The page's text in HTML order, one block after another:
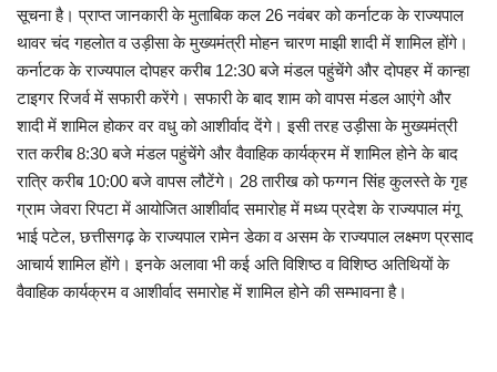
सूचना है। प्राप्त जानकारी के मुताबिक कल 26 नवंबर को कर्नाटक के राज्यपाल
थावर चंद गहलोत व उड़ीसा के मुख्यमंत्री मोहन चारण माझी शादी में शामिल होंगे।
कर्नाटक के राज्यपाल दोपहर करीब 12:30 बजे मंडल पहुंचेंगे और दोपहर में कान्हा
टाइगर रिजर्व में सफारी करेंगे। सफारी के बाद शाम को वापस मंडल आएंगे और
शादी में शामिल होकर वर वधु को आशीर्वाद देंगे। इसी तरह उड़ीसा के मुख्यमंत्री
रात करीब 8:30 बजे मंडल पहुंचेंगे और वैवाहिक कार्यक्रम में शामिल होने के बाद
रात्रि करीब 10:00 बजे वापस लौटेंगे। 28 तारीख को फग्गन सिंह कुलस्ते के गृह
ग्राम जेवरा रिपटा में आयोजित आशीर्वाद समारोह में मध्य प्रदेश के राज्यपाल मंगू
भाई पटेल, छत्तीसगढ़ के राज्यपाल रामेन डेका व असम के राज्यपाल लक्ष्मण प्रसाद
आचार्य शामिल होंगे। इनके अलावा भी कई अति विशिष्ठ व विशिष्ठ अतिथियों के
वैवाहिक कार्यक्रम व आशीर्वाद समारोह में शामिल होने की सम्भावना है।